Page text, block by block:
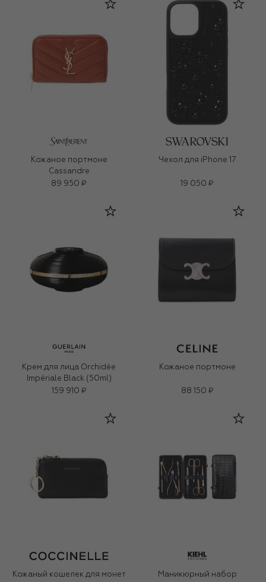
Кожаное портмоне
Cassandre
89 950 ₽
Чехол для iPhone 17
19 050 ₽
Крем для лица Orchidée
Impériale Black (50ml)
159 910 ₽
Кожаное портмоне
88 150 ₽
Кожаный кошелек для монет
Маникюрный набор